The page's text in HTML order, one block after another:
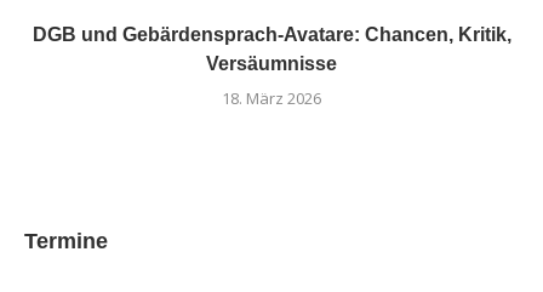
DGB und Gebärdensprach-Avatare: Chancen, Kritik,
Versäumnisse
18. März 2026
Termine